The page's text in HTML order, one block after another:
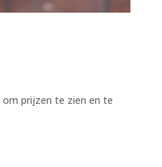
om prijzen te zien en te